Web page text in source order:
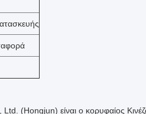
(Hongjun) είναι ο κορυφαίος